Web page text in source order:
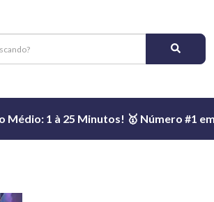
1 à 25 Minutos! 🥇 Número #1